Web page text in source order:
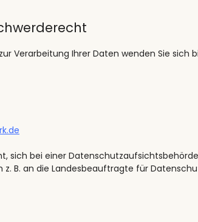
Verarbeitung Ihrer Daten wenden Sie sich
sich bei einer
z. B. an die Landesbeauftragte für